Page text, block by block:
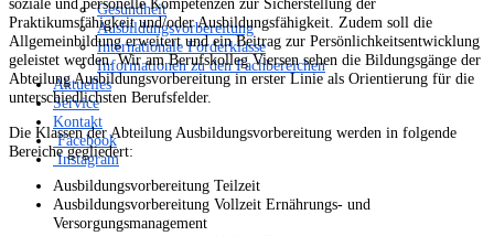
Gesundheit
Ausbildungsvorbereitung
Internationale Förderklasse
Informationen zu den Fachbereichen
Aktuelles
Service
Kontakt
Facebook
Instagram
soziale und personelle Kompetenzen zur Sicherstellung der
Praktikumsfähigkeit und/oder Ausbildungsfähigkeit. Zudem soll die
Allgemeinbildung erweitert und ein Beitrag zur Persönlichkeitsentwicklung
geleistet werden. Wir am Berufskolleg Viersen sehen die Bildungsgänge der
Abteilung Ausbildungsvorbereitung in erster Linie als Orientierung für die
unterschiedlichsten Berufsfelder.
Die Klassen der Abteilung Ausbildungsvorbereitung werden in folgende
Bereiche gegliedert:
Ausbildungsvorbereitung Teilzeit
Ausbildungsvorbereitung Vollzeit Ernährungs- und
Versorgungsmanagement